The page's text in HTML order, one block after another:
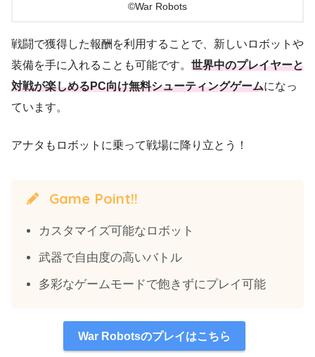
©War Robots
戦闘で獲得した報酬を利用することで、新しいロボットや
装備を手に入れることも可能です。 世界中のプレイヤーと
対戦が楽しめるPC向け無料シューティングゲームになっ
ています。
アナタもロボットに乗って戦場に降り立とう！
Game Point!!
カスタマイズ可能なロボット
武器で自由度の高いバトル
多彩なゲームモードで飽きずにプレイ可能
War Robotsのプレイはこちら